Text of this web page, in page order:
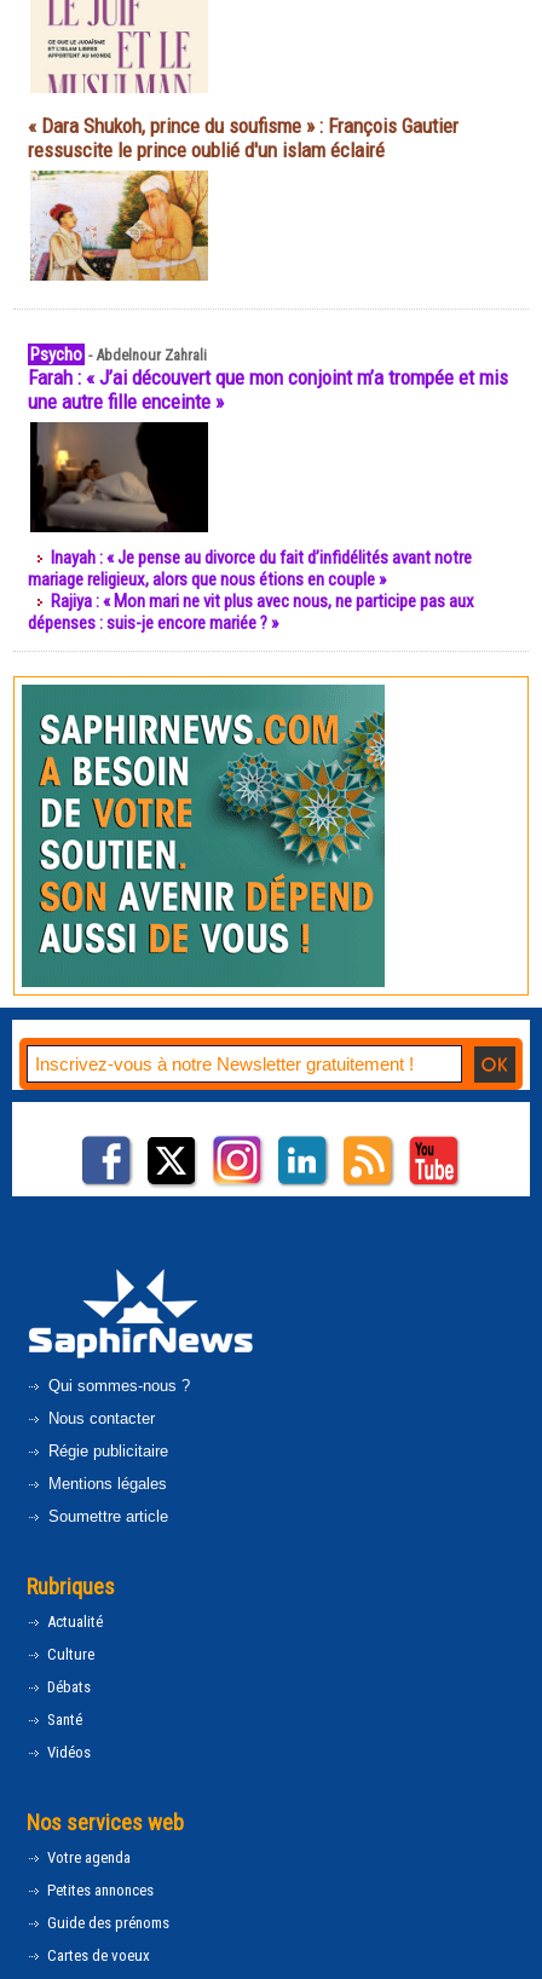
« Dara Shukoh, prince du soufisme » : François Gautier
ressuscite le prince oublié d'un islam éclairé
Psycho -Abdelnour Zahrali
Farah : « J’ai découvert que mon conjoint m’a trompée et mis
une autre fille enceinte »
Inayah : « Je pense au divorce du fait d’infidélités avant notre
mariage religieux, alors que nous étions en couple »
Rajiya : « Mon mari ne vit plus avec nous, ne participe pas aux
dépenses : suis-je encore mariée ? »
Qui sommes-nous ?
Nous contacter
Régie publicitaire
Mentions légales
Soumettre article
Rubriques
Actualité
Culture
Débats
Santé
Vidéos
Nos services web
Votre agenda
Petites annonces
Guide des prénoms
Cartes de voeux